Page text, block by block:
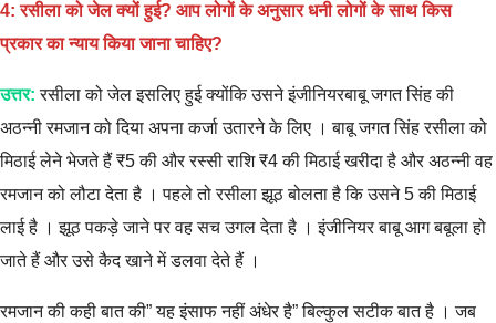
4: रसीला को जेल क्यों हुई? आप लोगों के अनुसार धनी लोगों के साथ किस
प्रकार का न्याय किया जाना चाहिए?
उत्तर: रसीला को जेल इसलिए हुई क्योंकि उसने इंजीनियरबाबू जगत सिंह की
अठन्नी रमजान को दिया अपना कर्जा उतारने के लिए । बाबू जगत सिंह रसीला को
मिठाई लेने भेजते हैं ₹5 की और रस्सी राशि ₹4 की मिठाई खरीदा है और अठन्नी वह
रमजान को लौटा देता है । पहले तो रसीला झूठ बोलता है कि उसने 5 की मिठाई
लाई है । झूठ पकड़े जाने पर वह सच उगल देता है । इंजीनियर बाबू आग बबूला हो
जाते हैं और उसे कैद खाने में डलवा देते हैं ।
रमजान की कही बात की” यह इंसाफ नहीं अंधेर है” बिल्कुल सटीक बात है । जब